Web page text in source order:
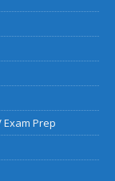
Exam Prep